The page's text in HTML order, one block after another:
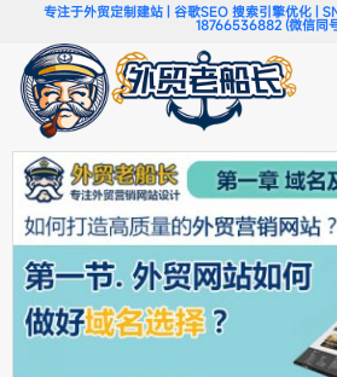
专注于外贸定制建站 | 谷歌SEO 搜索引擎优化 |
18766536882 (微信同